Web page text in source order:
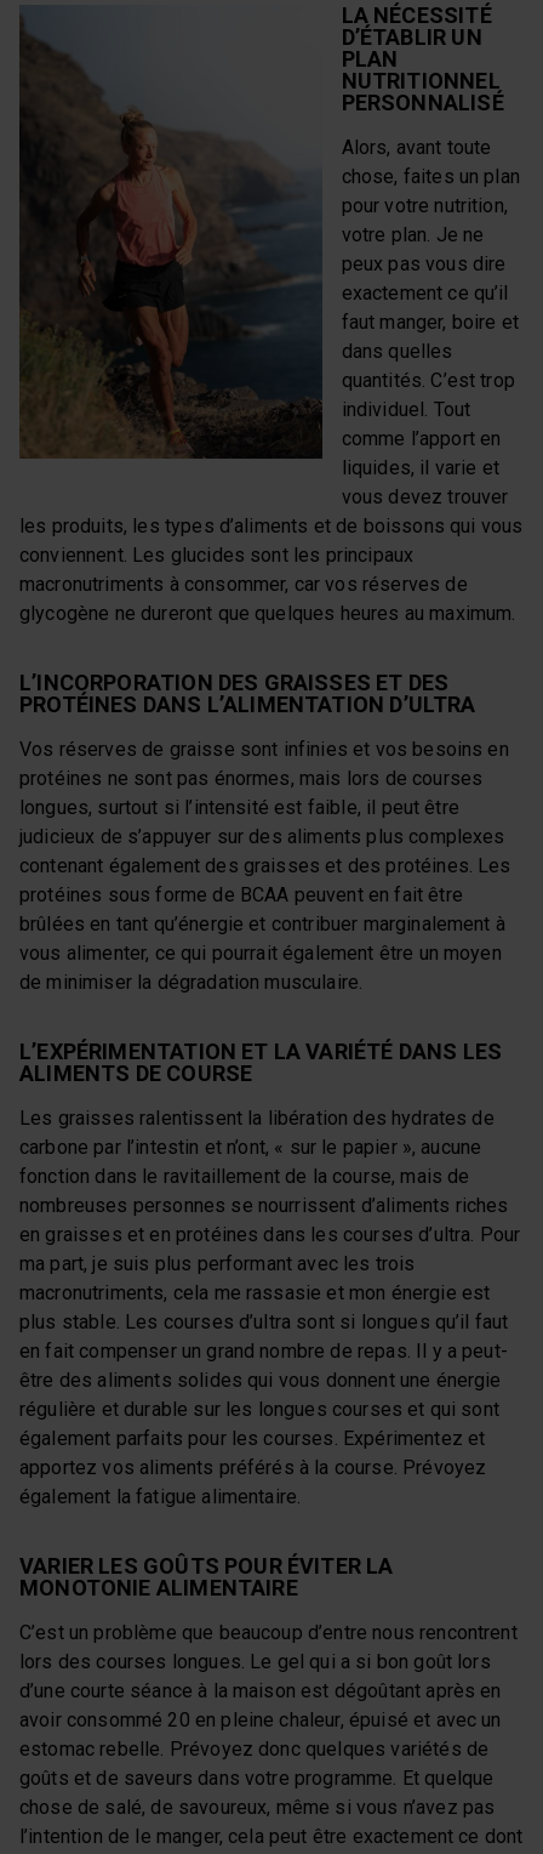
LA NÉCESSITÉ
D’ÉTABLIR UN
PLAN
NUTRITIONNEL
PERSONNALISÉ
Alors, avant toute
chose, faites un plan
pour votre nutrition,
votre plan. Je ne
peux pas vous dire
exactement ce qu’il
faut manger, boire et
dans quelles
quantités. C’est trop
individuel. Tout
comme l’apport en
liquides, il varie et
vous devez trouver
les produits, les types d’aliments et de boissons qui vous
conviennent. Les glucides sont les principaux
macronutriments à consommer, car vos réserves de
glycogène ne dureront que quelques heures au maximum.
L’INCORPORATION DES GRAISSES ET DES
PROTÉINES DANS L’ALIMENTATION D’ULTRA
Vos réserves de graisse sont infinies et vos besoins en
protéines ne sont pas énormes, mais lors de courses
longues, surtout si l’intensité est faible, il peut être
judicieux de s’appuyer sur des aliments plus complexes
contenant également des graisses et des protéines. Les
protéines sous forme de BCAA peuvent en fait être
brûlées en tant qu’énergie et contribuer marginalement à
vous alimenter, ce qui pourrait également être un moyen
de minimiser la dégradation musculaire.
L’EXPÉRIMENTATION ET LA VARIÉTÉ DANS LES
ALIMENTS DE COURSE
Les graisses ralentissent la libération des hydrates de
carbone par l’intestin et n’ont, « sur le papier », aucune
fonction dans le ravitaillement de la course, mais de
nombreuses personnes se nourrissent d’aliments riches
en graisses et en protéines dans les courses d’ultra. Pour
ma part, je suis plus performant avec les trois
macronutriments, cela me rassasie et mon énergie est
plus stable. Les courses d’ultra sont si longues qu’il faut
en fait compenser un grand nombre de repas. Il y a peut-
être des aliments solides qui vous donnent une énergie
régulière et durable sur les longues courses et qui sont
également parfaits pour les courses. Expérimentez et
apportez vos aliments préférés à la course. Prévoyez
également la fatigue alimentaire.
VARIER LES GOÛTS POUR ÉVITER LA
MONOTONIE ALIMENTAIRE
C’est un problème que beaucoup d’entre nous rencontrent
lors des courses longues. Le gel qui a si bon goût lors
d’une courte séance à la maison est dégoûtant après en
avoir consommé 20 en pleine chaleur, épuisé et avec un
estomac rebelle. Prévoyez donc quelques variétés de
goûts et de saveurs dans votre programme. Et quelque
chose de salé, de savoureux, même si vous n’avez pas
l’intention de le manger, cela peut être exactement ce dont